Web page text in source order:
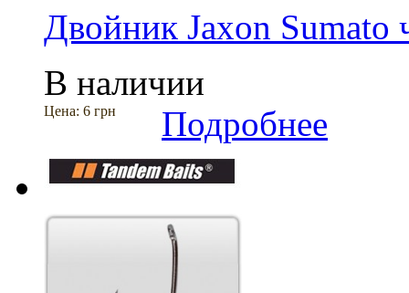
Двойник Jaxon Sumato
В наличии
Цена: 6 грн Подробнее